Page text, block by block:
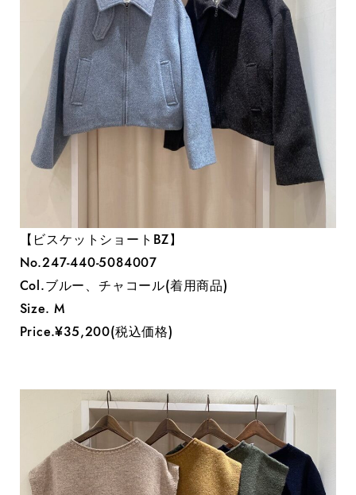
【ビスケットショートBZ】
No.247-440-5084007
Col.ブルー、チャコール(着用商品)
Size. M
Price.¥35,200(税込価格)